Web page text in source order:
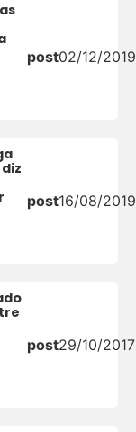
post02/12/2019
post16/08/2019
post29/10/2017